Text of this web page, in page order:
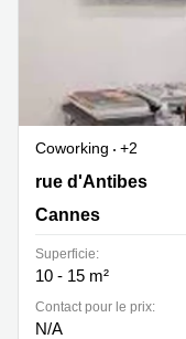
Coworking
+2
37 rue d'Antibes,
rue d'Antibes
Cannes
Superficie:
10 - 15 m²
Contact pour le prix:
N/A